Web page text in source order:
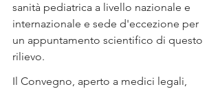
sanità pediatrica a livello nazionale e
internazionale e sede d'eccezione per
un appuntamento scientifico di questo
rilievo.
Il Convegno, aperto a medici legali,